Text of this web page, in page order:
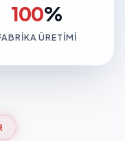
100%
ÜRETIMI